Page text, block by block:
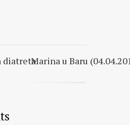
diatretaMarina u Baru